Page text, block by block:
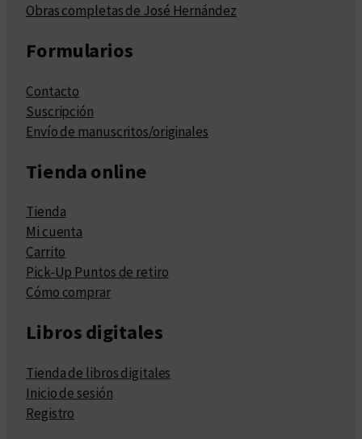
Obras completas de José Hernández
Formularios
Contacto
Suscripción
Envío de manuscritos/originales
Tienda online
Tienda
Mi cuenta
Carrito
Pick-Up Puntos de retiro
Cómo comprar
Libros digitales
Tienda de libros digitales
Inicio de sesión
Registro